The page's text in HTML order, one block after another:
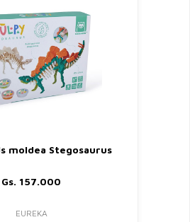
moldea Stegosaurus
Gs. 157.000
EUREKA